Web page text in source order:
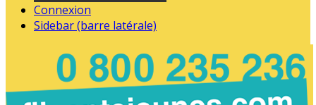
Connexion
Sidebar (barre latérale)